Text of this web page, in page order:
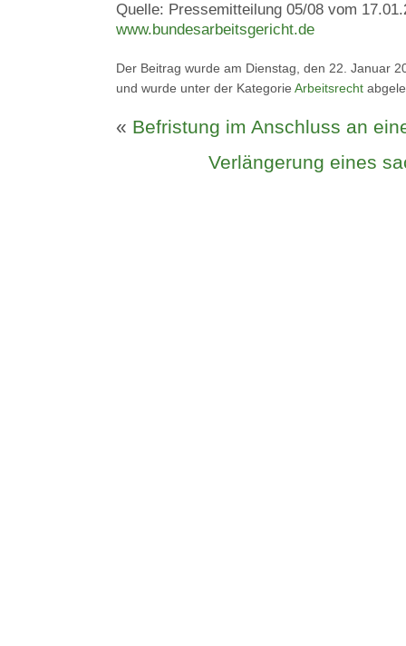
Quelle: Pressemitteilung 05/08 vom
www.bundesarbeitsgericht.de
Der Beitrag wurde am Dienstag, den 22. Januar
und wurde unter der Kategorie Arbeitsrecht
« Befristung im Anschluss an
Verlängerung eines